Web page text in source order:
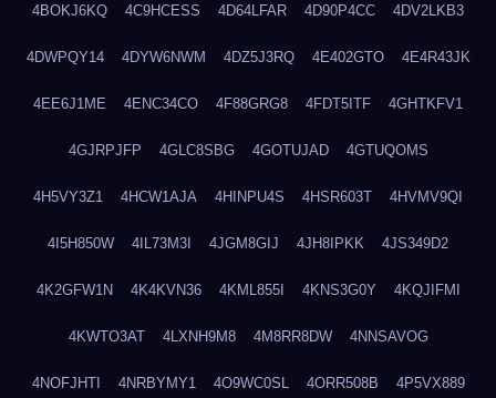
4BOKJ6KQ 4C9HCESS 4D64LFAR 4D90P4CC 4DV2LKB3
4DWPQY14 4DYW6NWM 4DZ5J3RQ 4E402GTO 4E4R43JK
4EE6J1ME 4ENC34CO 4F88GRG8 4FDT5ITF 4GHTKFV1
4GJRPJFP 4GLC8SBG 4GOTUJAD 4GTUQOMS
4H5VY3Z1 4HCW1AJA 4HINPU4S 4HSR603T 4HVMV9QI
4I5H850W 4IL73M3I 4JGM8GIJ 4JH8IPKK 4JS349D2
4K2GFW1N 4K4KVN36 4KML855I 4KNS3G0Y 4KQJIFMI
4KWTO3AT 4LXNH9M8 4M8RR8DW 4NNSAVOG
4NOFJHTI 4NRBYMY1 4O9WC0SL 4ORR508B 4P5VX889